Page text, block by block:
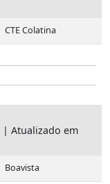
CTE Colatina
| Atualizado em
Boavista